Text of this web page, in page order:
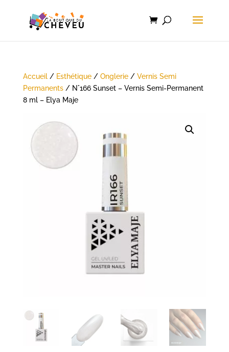
Accueil/ Esthétique/ Onglerie/ Vernis Semi
Permanents/ N°166 Sunset – Vernis Semi-Permanent
8 ml – Elya Maje